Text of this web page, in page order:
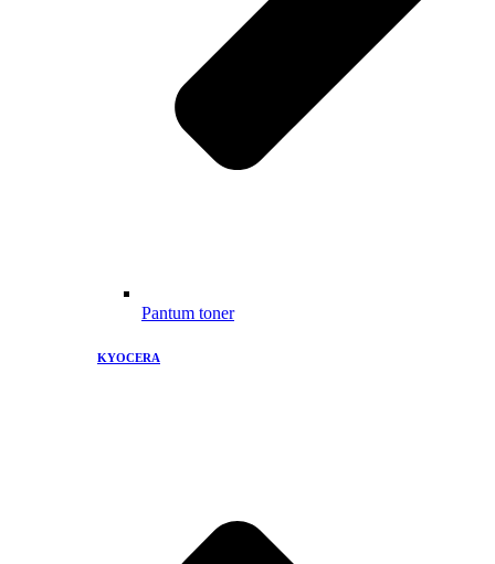
Pantum toner
KYOCERA